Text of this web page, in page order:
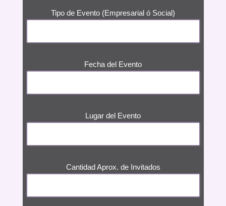
Tipo de Evento (Empresarial ó Social)
Fecha del Evento
Lugar del Evento
Cantidad Aprox. de Invitados